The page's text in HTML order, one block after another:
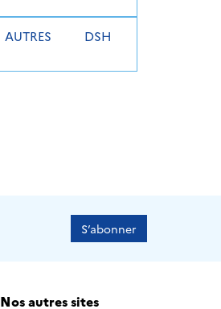
AUTRES DSH
S’abonner
Nos autres sites